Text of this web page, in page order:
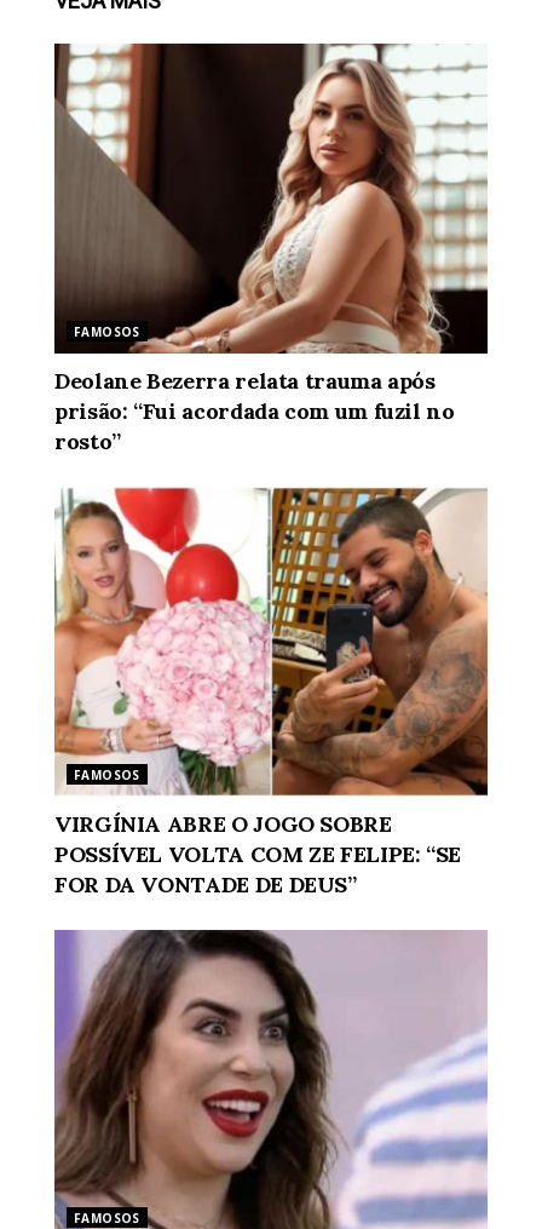
FAMOSOS
Deolane Bezerra relata trauma após
prisão: “Fui acordada com um fuzil no
rosto”
FAMOSOS
VIRGÍNIA ABRE O JOGO SOBRE
POSSÍVEL VOLTA COM ZE FELIPE: “SE
FOR DA VONTADE DE DEUS”
FAMOSOS